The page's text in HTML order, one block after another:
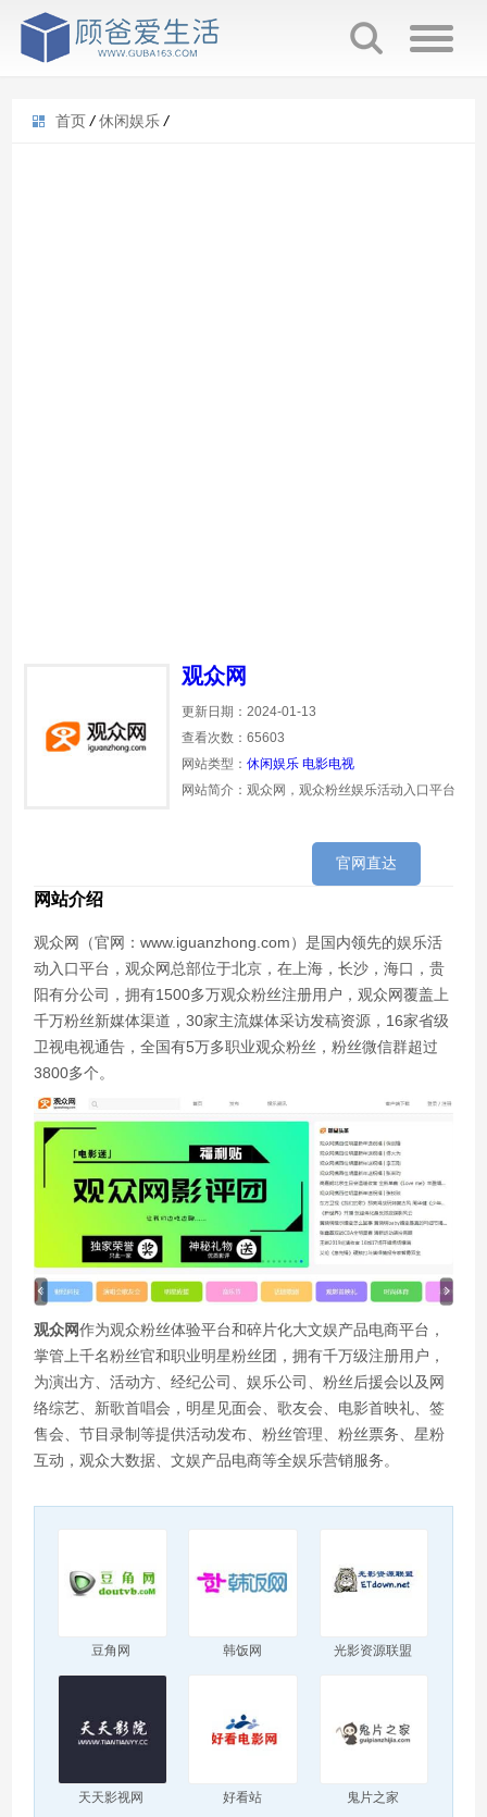
首页 / 休闲娱乐 /
观众网
更新日期：2024-01-13
查看次数：65603
网站类型：休闲娱乐 电影电视
网站简介：观众网，观众粉丝娱乐活动入口平台
官网直达
网站介绍
观众网（官网：www.iguanzhong.com）是国内领先的娱乐活
动入口平台，观众网总部位于北京，在上海，长沙，海口，贵
阳有分公司，拥有1500多万观众粉丝注册用户，观众网覆盖上
千万粉丝新媒体渠道，30家主流媒体采访发稿资源，16家省级
卫视电视通告，全国有5万多职业观众粉丝，粉丝微信群超过
3800多个。
观众网作为观众粉丝体验平台和碎片化大文娱产品电商平台，
掌管上千名粉丝官和职业明星粉丝团，拥有千万级注册用户，
为演出方、活动方、经纪公司、娱乐公司、粉丝后援会以及网
络综艺、新歌首唱会，明星见面会、歌友会、电影首映礼、签
售会、节目录制等提供活动发布、粉丝管理、粉丝票务、星粉
互动，观众大数据、文娱产品电商等全娱乐营销服务。
豆角网 韩饭网 光影资源联盟
天天影视网 好看站 鬼片之家